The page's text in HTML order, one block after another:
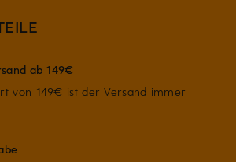
ab 149€
von 149€ ist der Versand immer